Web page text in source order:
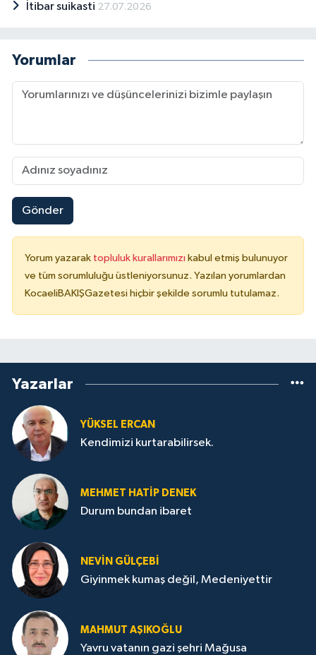
İtibar suikasti 27.07.2026
Yorumlar
Gönder
Yorum yazarak topluluk kurallarımızı kabul etmiş bulunuyor
ve tüm sorumluluğu üstleniyorsunuz. Yazılan yorumlardan
KocaeliBAKIŞGazetesi hiçbir şekilde sorumlu tutulamaz.
Yazarlar
YÜKSEL ERCAN
Kendimizi kurtarabilirsek.
MEHMET HATİP DENEK
Durum bundan ibaret
NEVİN GÜLÇEBİ
Giyinmek kumaş değil, Medeniyettir
MAHMUT AŞIKOĞLU
Yavru vatanın gazi şehri Mağusa